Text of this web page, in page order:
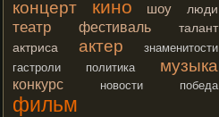
концерт кино шоу люди
театр фестиваль
талант
актриса
актер
знаменитости
гастроли
политика музыка
конкурс новости победа
фильм